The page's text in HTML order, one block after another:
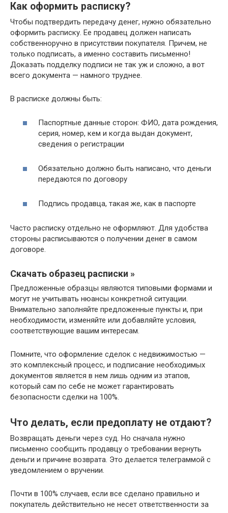
Как оформить расписку?
Чтобы подтвердить передачу денег, нужно обязательно
оформить расписку. Ее продавец должен написать
собственноручно в присутствии покупателя. Причем, не
только подписать, а именно составить письменно!
Доказать подделку подписи не так уж и сложно, а вот
всего документа — намного труднее.
В расписке должны быть:
Паспортные данные сторон: ФИО, дата рождения,
серия, номер, кем и когда выдан документ,
сведения о регистрации
Обязательно должно быть написано, что деньги
передаются по договору
Подпись продавца, такая же, как в паспорте
Часто расписку отдельно не оформляют. Для удобства
стороны расписываются о получении денег в самом
договоре.
Скачать образец расписки »
Предложенные образцы являются типовыми формами и
могут не учитывать нюансы конкретной ситуации.
Внимательно заполняйте предложенные пункты и, при
необходимости, изменяйте или добавляйте условия,
соответствующие вашим интересам.
Помните, что оформление сделок с недвижимостью —
это комплексный процесс, и подписание необходимых
документов является в нем лишь одним из этапов,
который сам по себе не может гарантировать
безопасности сделки на 100%.
Что делать, если предоплату не отдают?
Возвращать деньги через суд. Но сначала нужно
письменно сообщить продавцу о требовании вернуть
деньги и причине возврата. Это делается телеграммой с
уведомлением о вручении.
Почти в 100% случаев, если все сделано правильно и
покупатель действительно не несет ответственности за